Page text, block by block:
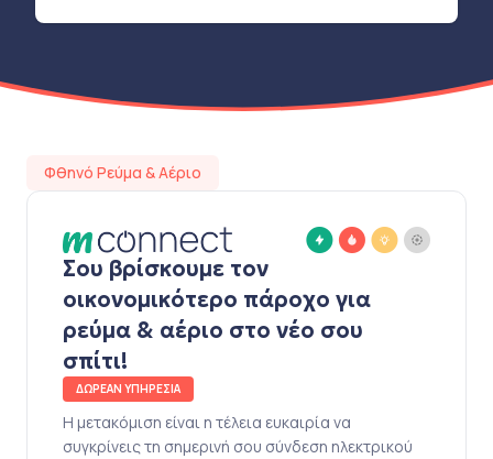
Φθηνό Ρεύμα & Αέριο
Σου βρίσκουμε τον
οικονομικότερο πάροχο για
ρεύμα & αέριο στο νέο σου
σπίτι!
ΔΩΡΕΑΝ ΥΠΗΡΕΣΙΑ
Η μετακόμιση είναι η τέλεια ευκαιρία να
συγκρίνεις τη σημερινή σου σύνδεση ηλεκτρικού